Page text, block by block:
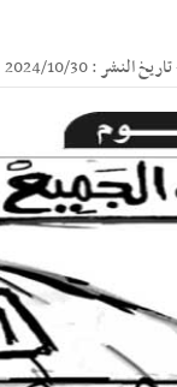
: 2024/10/30